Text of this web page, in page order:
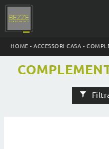
HOME -ACCESSORI CASA -